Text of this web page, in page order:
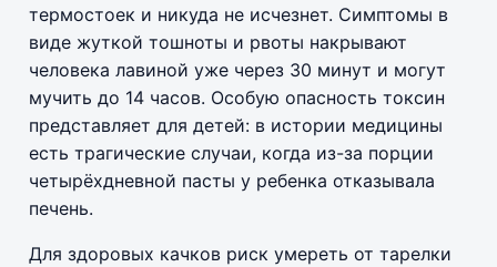
термостоек и никуда не исчезнет. Симптомы в
виде жуткой тошноты и рвоты накрывают
человека лавиной уже через 30 минут и могут
мучить до 14 часов. Особую опасность токсин
представляет для детей: в истории медицины
есть трагические случаи, когда из-за порции
четырёхдневной пасты у ребенка отказывала
печень.
Для здоровых качков риск умереть от тарелки